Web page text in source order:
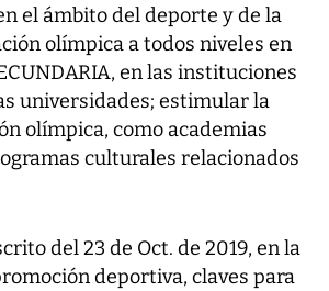
el ámbito del deporte y de la
olímpica a todos niveles en
en las instituciones
universidades; estimular la
olímpica, como academias
culturales relacionados
del 23 de Oct. de 2019, en la
deportiva, claves para